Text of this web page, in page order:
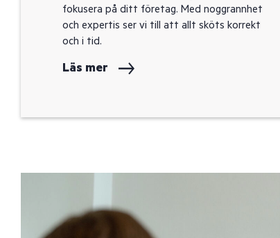
fokusera på ditt företag. Med noggrannhet
och expertis ser vi till att allt sköts korrekt
och i tid.
Läs mer